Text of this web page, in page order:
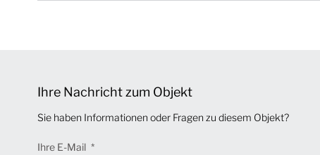
Ihre Nachricht zum Objekt
Sie haben Informationen oder Fragen zu diesem Objekt?
Ihre E-Mail